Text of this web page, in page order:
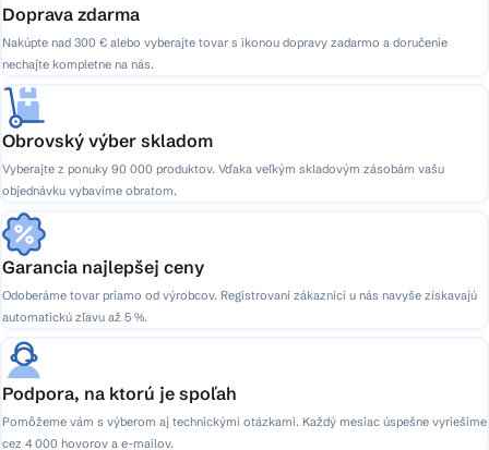
Doprava zdarma
Nakúpte nad 300 € alebo vyberajte tovar s ikonou dopravy zadarmo a doručenie
nechajte kompletne na nás.
Obrovský výber skladom
Vyberajte z ponuky 90 000 produktov. Vďaka veľkým skladovým zásobám vašu
objednávku vybavíme obratom.
Garancia najlepšej ceny
Odoberáme tovar priamo od výrobcov. Registrovaní zákazníci u nás navyše získavajú
automatickú zľavu až 5 %.
Podpora, na ktorú je spoľah
Pomôžeme vám s výberom aj technickými otázkami. Každý mesiac úspešne vyriešime
cez 4 000 hovorov a e-mailov.